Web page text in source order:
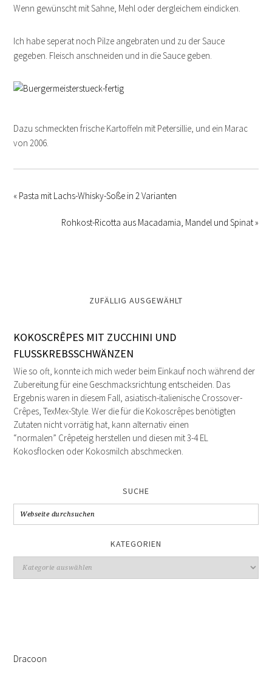
Wenn gewünscht mit Sahne, Mehl oder dergleichem eindicken.
Ich habe seperat noch Pilze angebraten und zu der Sauce
gegeben. Fleisch anschneiden und in die Sauce geben.
Dazu schmeckten frische Kartoffeln mit Petersillie, und ein Marac
von 2006.
« Pasta mit Lachs-Whisky-Soße in 2 Varianten
Rohkost-Ricotta aus Macadamia, Mandel und Spinat »
ZUFÄLLIG AUSGEWÄHLT
KOKOSCRÊPES MIT ZUCCHINI UND
FLUSSKREBSSCHWÄNZEN
Wie so oft, konnte ich mich weder beim Einkauf noch während der
Zubereitung für eine Geschmacksrichtung entscheiden. Das
Ergebnis waren in diesem Fall, asiatisch-italienische Crossover-
Crêpes, TexMex-Style. Wer die für die Kokoscrêpes benötigten
Zutaten nicht vorrätig hat, kann alternativ einen
“normalen” Crêpeteig herstellen und diesen mit 3-4 EL
Kokosflocken oder Kokosmilch abschmecken.
SUCHE
KATEGORIEN
Kategorien
Dracoon